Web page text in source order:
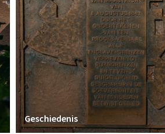
Geschiedenis